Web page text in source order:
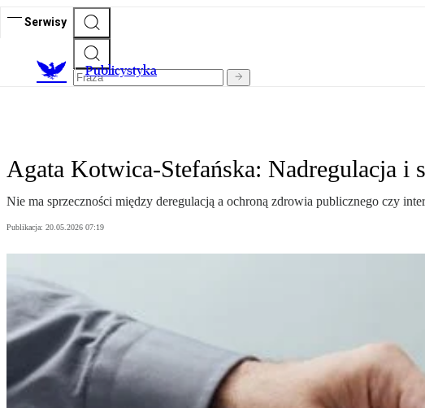
Serwisy
Publicystyka
Agata Kotwica-Stefańska: Nadregulacja i
Nie ma sprzeczności między deregulacją a ochroną zdrowia publicznego czy
Publikacja: 20.05.2026 07:19